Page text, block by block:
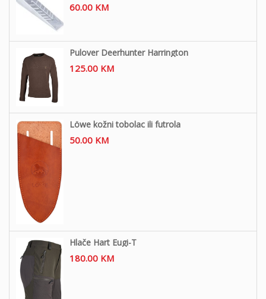
60.00 KM
Pulover Deerhunter Harrington
125.00 KM
Löwe kožni tobolac ili futrola
50.00 KM
Hlače Hart Eugi-T
180.00 KM